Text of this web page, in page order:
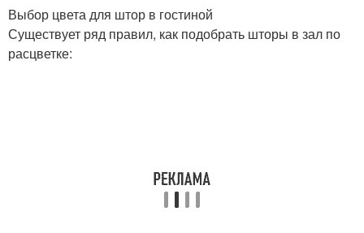
Выбор цвета для штор в гостиной
Существует ряд правил, как подобрать шторы в зал по
расцветке: